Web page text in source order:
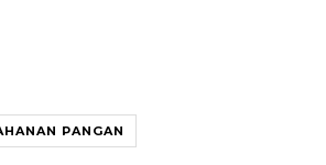
PANGAN